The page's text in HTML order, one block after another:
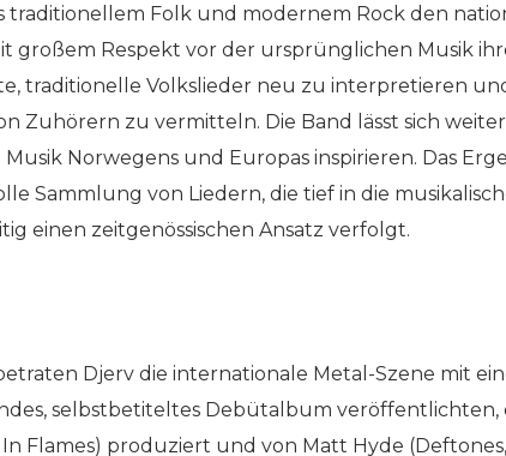
traditionellem Folk und modernem Rock den
großem Respekt vor der ursprünglichen Musik
traditionelle Volkslieder neu zu interpretieren
Zuhörern zu vermitteln. Die Band lässt sich
Norwegens und Europas inspirieren. Das
Sammlung von Liedern, die tief in die
einen zeitgenössischen Ansatz verfolgt.
Djerv die internationale Metal-Szene mit
selbstbetiteltes Debütalbum veröffentlichten,
Flames) produziert und von Matt Hyde